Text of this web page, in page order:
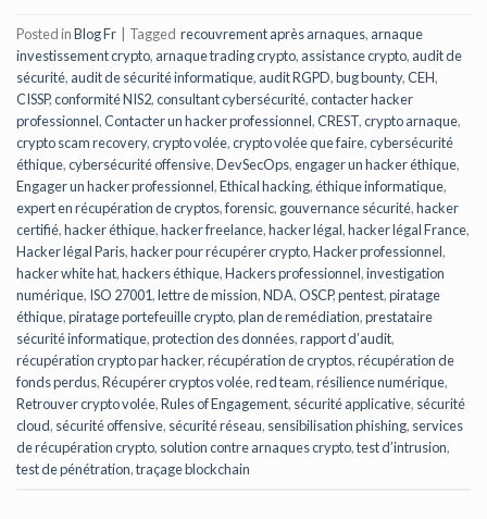
Posted inBlog Fr Tagged recouvrement après arnaques, arnaque
investissement crypto, arnaque trading crypto, assistance crypto, audit de
sécurité, audit de sécurité informatique, audit RGPD,bug bounty,CEH,
CISSP,conformité NIS2,consultant cybersécurité,contacter hacker
professionnel,Contacter un hacker professionnel,CREST,crypto arnaque,
crypto scam recovery,crypto volée,crypto volée que faire,cybersécurité
éthique,cybersécurité offensive,DevSecOps,engager un hacker éthique,
Engager un hacker professionnel,Ethical hacking,éthique informatique,
expert en récupération de cryptos,forensic, gouvernance sécurité,hacker
certifié,hacker éthique,hacker freelance,hacker légal,hacker légal France,
Hacker légal Paris,hacker pour récupérer crypto,Hacker professionnel,
hacker white hat,hackers éthique,Hackers professionnel,investigation
numérique, ISO 27001,lettre de mission,NDA,OSCP,pentest,piratage
éthique,piratage portefeuille crypto,plan de remédiation,prestataire
sécurité informatique,protection des données,rapport d’audit,
récupération crypto par hacker,récupération de cryptos,récupération de
fonds perdus,Récupérer cryptos volée,red team,résilience numérique,
Retrouver crypto volée,Rules of Engagement, sécurité applicative, sécurité
cloud, sécurité offensive, sécurité réseau, sensibilisation phishing, services
de récupération crypto, solution contre arnaques crypto,test d’intrusion,
test de pénétration,traçage blockchain